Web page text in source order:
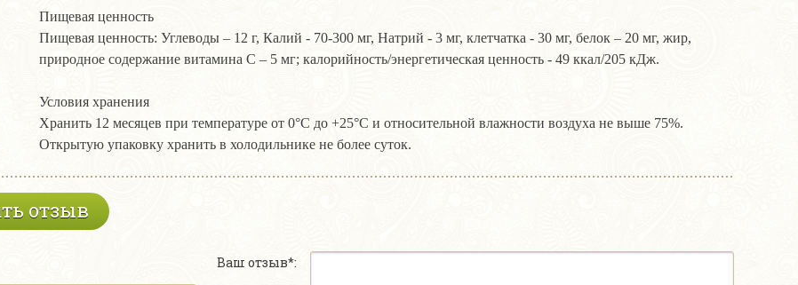
Пищевая ценность
Пищевая ценность: Углеводы – 12 г, Калий - 70-300 мг, Натрий - 3 мг, клетчатка - 30 мг, белок – 20 мг, жир,
природное содержание витамина С – 5 мг; калорийность/энергетическая ценность - 49 ккал/205 кДж.
Условия хранения
Хранить 12 месяцев при температуре от 0°С до +25°С и относительной влажности воздуха не выше 75%.
Открытую упаковку хранить в холодильнике не более суток.
отзыв
Ваш отзыв*: